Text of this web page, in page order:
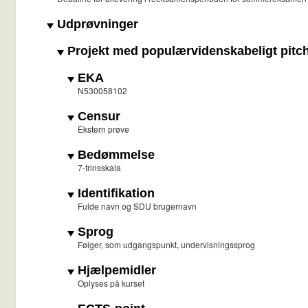
Udprøvninger
Projekt med populærvidenskabeligt
EKA
N530058102
Censur
Ekstern prøve
Bedømmelse
7-trinsskala
Identifikation
Fulde navn og SDU brugernavn
Sprog
Følger, som udgangspunkt, undervisningssprog
Hjælpemidler
Oplyses på kurset